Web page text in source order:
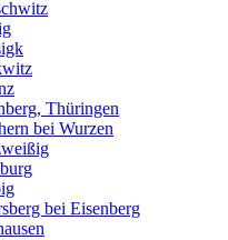
Thüringen
bei Wurzen
bei Eisenberg